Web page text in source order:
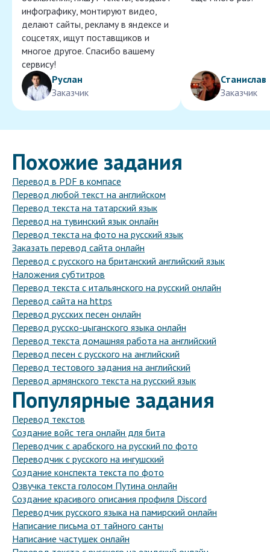
инфографику, монтируют видео,
делают сайты, рекламу в яндексе и
соцсетях, ищут поставщиков и
многое другое. Спасибо вашему
сервису!
Руслан
Заказчик
Станислав
Заказчик
Похожие задания
Перевод в PDF в компасе
Перевод любой текст на английском
Перевод текста на татарский язык
Перевод на тувинский язык онлайн
Перевод текста на фото на русский язык
Заказать перевод сайта онлайн
Перевод с русского на британский английский язык
Наложения субтитров
Перевод текста с итальянского на русский онлайн
Перевод сайта на https
Перевод русских песен онлайн
Перевод русско-цыганского языка онлайн
Перевод текста домашняя работа на английский
Перевод песен с русского на английский
Перевод тестового задания на английский
Перевод армянского текста на русский язык
Популярные задания
Перевод текстов
Создание войс тега онлайн для бита
Переводчик с арабского на русский по фото
Переводчик с русского на ингушский
Создание конспекта текста по фото
Озвучка текста голосом Путина онлайн
Создание красивого описания профиля Discord
Переводчик русского языка на памирский онлайн
Написание письма от тайного санты
Написание частушек онлайн